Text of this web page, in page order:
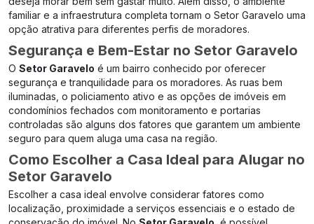
familiar e a infraestrutura completa tornam o Setor Garavelo uma
opção atrativa para diferentes perfis de moradores.
Segurança e Bem-Estar no Setor Garavelo
O Setor Garavelo é um bairro conhecido por oferecer
segurança e tranquilidade para os moradores. As ruas bem
iluminadas, o policiamento ativo e as opções de imóveis em
condomínios fechados com monitoramento e portarias
controladas são alguns dos fatores que garantem um ambiente
seguro para quem aluga uma casa na região.
Como Escolher a Casa Ideal para Alugar no
Setor Garavelo
Escolher a casa ideal envolve considerar fatores como
localização, proximidade a serviços essenciais e o estado de